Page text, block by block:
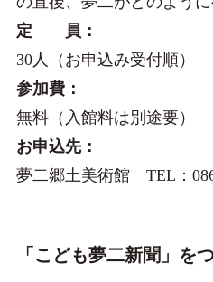
定 員：
30人（お申込み受付順）
参加費：
無料（入館料は別途要）
お申込先：
夢二郷土美術館 TEL：
「こども夢二新聞」を